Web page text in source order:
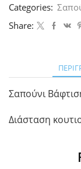
Categories:
Share:
Σαπούνι
Διάσταση